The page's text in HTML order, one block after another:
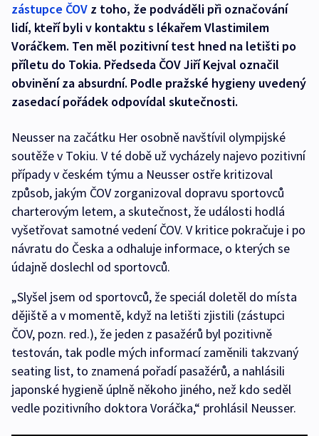
zástupce ČOV z toho, že podváděli při označování
lidí, kteří byli v kontaktu s lékařem Vlastimilem
Voráčkem. Ten měl pozitivní test hned na letišti po
příletu do Tokia. Předseda ČOV Jiří Kejval označil
obvinění za absurdní. Podle pražské hygieny uvedený
zasedací pořádek odpovídal skutečnosti.
Neusser na začátku Her osobně navštívil olympijské
soutěže v Tokiu. V té době už vycházely najevo pozitivní
případy v českém týmu a Neusser ostře kritizoval
způsob, jakým ČOV zorganizoval dopravu sportovců
charterovým letem, a skutečnost, že události hodlá
vyšetřovat samotné vedení ČOV. V kritice pokračuje i po
návratu do Česka a odhaluje informace, o kterých se
údajně doslechl od sportovců.
„Slyšel jsem od sportovců, že speciál doletěl do místa
dějiště a v momentě, když na letišti zjistili (zástupci
ČOV, pozn. red.), že jeden z pasažérů byl pozitivně
testován, tak podle mých informací zaměnili takzvaný
seating list, to znamená pořadí pasažérů, a nahlásili
japonské hygieně úplně někoho jiného, než kdo seděl
vedle pozitivního doktora Voráčka,“ prohlásil Neusser.